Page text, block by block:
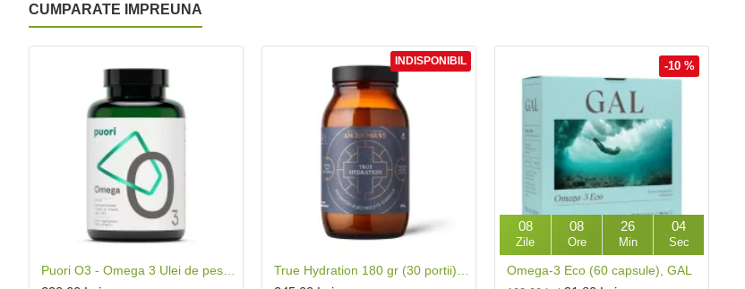
CUMPARATE IMPREUNA
INDISPONIBIL -10 %
08
Zile
08
Ore
26
Min
03
Sec
Omega-3 Eco (60 capsule), GAL